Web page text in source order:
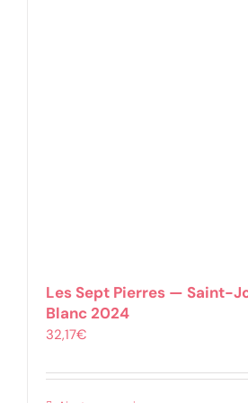
Les Sept Pierres — Saint-
Blanc 2024
32,17€